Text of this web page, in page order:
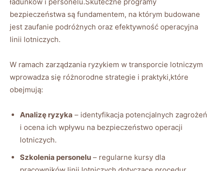
bezpieczeństwa⁤ są fundamentem, na którym budowane
jest zaufanie podróżnych⁤ oraz efektywność⁢ operacyjna
‍linii lotniczych.
W ramach zarządzania ryzykiem w transporcie lotniczym
wprowadza się różnorodne strategie i‌ praktyki,które
obejmują:
Analizę ryzyka – identyfikacja potencjalnych zagrożeń
i ocena ich wpływu na bezpieczeństwo operacji
lotniczych.
Szkolenia personelu – regularne kursy dla